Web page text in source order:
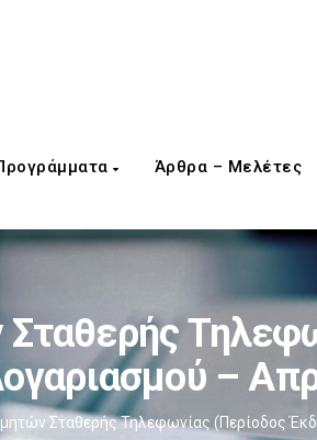
Άρθρα – Μελέτες
–
Σταθερής Τηλεφωνίας (Περίοδος